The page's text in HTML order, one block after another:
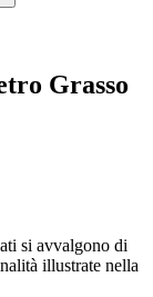
Grasso
si avvalgono di
illustrate nella